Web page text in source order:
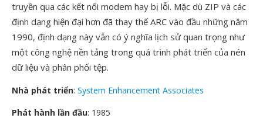
truyền qua các kết nối modem hay bị lỗi. Mặc dù ZIP và các
định dạng hiện đại hơn đã thay thế ARC vào đầu những năm
1990, định dạng này vẫn có ý nghĩa lịch sử quan trọng như
một công nghệ nền tảng trong quá trình phát triển của nén
dữ liệu và phân phối tệp.
Nhà phát triển: System Enhancement Associates
Phát hành lần đầu: 1985